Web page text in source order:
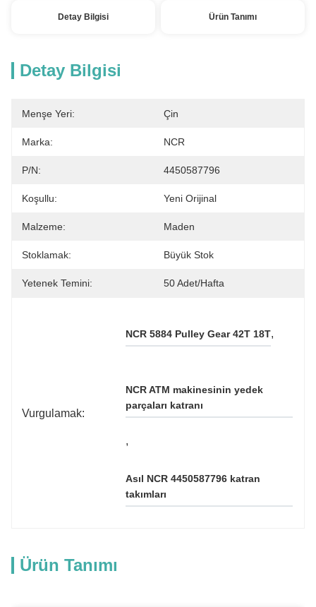
Detay Bilgisi Ürün Tanımı
Detay Bilgisi
Menşe Yeri: Çin
Marka: NCR
P/N: 4450587796
Koşullu: Yeni Orijinal
Malzeme: Maden
Stoklamak: Büyük Stok
Yetenek Temini: 50 Adet/hafta
Vurgulamak:
NCR 5884 Pulley Gear 42T 18T,
NCR ATM makinesinin yedek
parçaları katranı
,
Asıl NCR 4450587796 katran
takımları
Ürün Tanımı